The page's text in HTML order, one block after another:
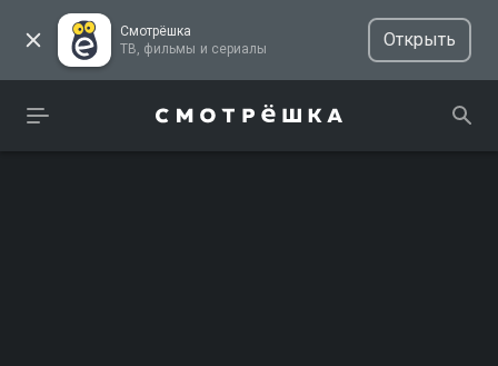
Смотрёшка
ТВ, фильмы и сериалы
Открыть